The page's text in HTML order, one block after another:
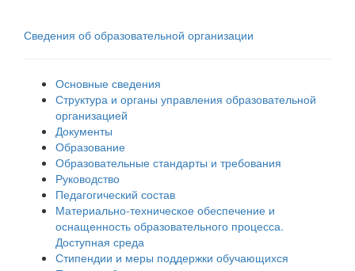
Сведения об образовательной организации
Основные сведения
Структура и органы управления образовательной
организацией
Документы
Образование
Образовательные стандарты и требования
Руководство
Педагогический состав
Материально-техническое обеспечение и
оснащенность образовательного процесса.
Доступная среда
Стипендии и меры поддержки обучающихся